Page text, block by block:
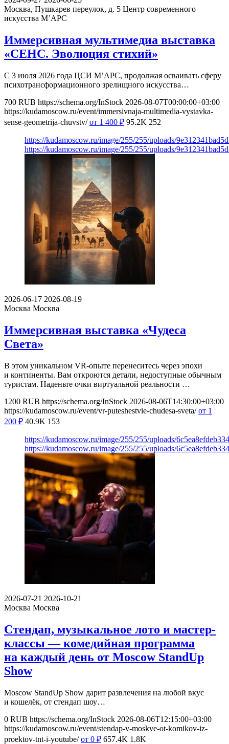
Москва, Пушкарев переулок, д. 5 Центр современного
искусства М’АРС
Иммерсивная мультимедиа выставка
«СЕНС. Эволюция стихий»
С 3 июля 2026 года ЦСИ М’АРС, продолжая осваивать сферу
психотрансформационного зрелищного искусства…
700 RUB https://schema.org/InStock 2026-08-07T00:00:00+03:00
https://kudamoscow.ru/event/immersivnaja-multimedia-vystavka-
sense-geometrija-chuvstv/ от 1 400 ₽ 95.2K 252
https://kudamoscow.ru/image/255/255/uploads/
https://kudamoscow.ru/image/255/255/uploads/
2026-06-17 2026-08-19
Москва Москва
Иммерсивная выставка «Чудеса
Света»
В этом уникальном VR-опыте перенеситесь через эпохи
и континенты. Вам откроются детали, недоступные обычным
туристам. Наденьте очки виртуальной реальности …
1200 RUB https://schema.org/InStock 2026-08-06T14:30:00+03:00
https://kudamoscow.ru/event/vr-puteshestvie-chudesa-sveta/ от 1
200 ₽ 40.9K 153
https://kudamoscow.ru/image/255/255/uploads/
https://kudamoscow.ru/image/255/255/uploads/
2026-07-21 2026-10-21
Москва Москва
Стендап, музыкальное лото и мастер-
классы — комедийная программа
на каждый день от Moscow StandUp
Show
Moscow StandUp Show дарит развлечения на любой вкус
и кошелёк, от стендап шоу…
0 RUB https://schema.org/InStock 2026-08-06T12:15:00+03:00
https://kudamoscow.ru/event/stendap-v-moskve-ot-komikov-iz-
proektov-tnt-i-youtube/ от 0 ₽ 657.4K 1.8K